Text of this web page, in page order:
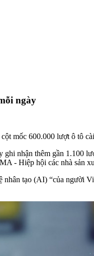
ngày
mốc 600.000 lượt ô tô
nhận thêm gần 1.100
- Hiệp hội các nhà sản
tạo (AI) “của người